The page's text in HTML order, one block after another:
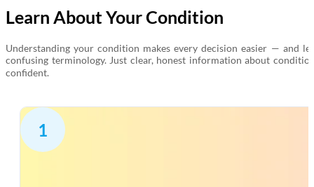
Learn About Your Condition
Understanding your condition makes every decision easier — and
confusing terminology. Just clear, honest information about conditions
confident.
1